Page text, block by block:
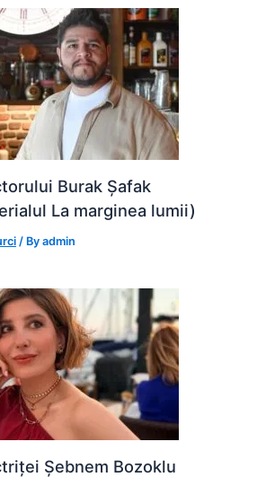
Burak Șafak
La marginea lumii)
/ Byadmin
Șebnem Bozoklu